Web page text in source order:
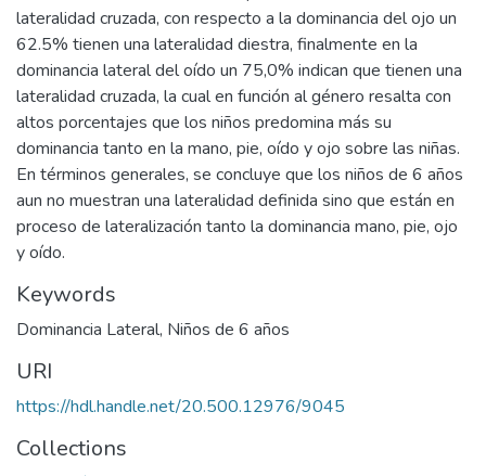
lateralidad cruzada, con respecto a la dominancia del ojo un
62.5% tienen una lateralidad diestra, finalmente en la
dominancia lateral del oído un 75,0% indican que tienen una
lateralidad cruzada, la cual en función al género resalta con
altos porcentajes que los niños predomina más su
dominancia tanto en la mano, pie, oído y ojo sobre las niñas.
En términos generales, se concluye que los niños de 6 años
aun no muestran una lateralidad definida sino que están en
proceso de lateralización tanto la dominancia mano, pie, ojo
y oído.
Keywords
Dominancia Lateral, Niños de 6 años
URI
https://hdl.handle.net/20.500.12976/9045
Collections